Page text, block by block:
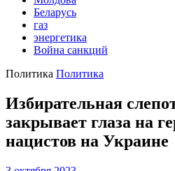
Беларусь
газ
энергетика
Война санкций
Политика Политика
Избирательная
закрывает глаза на
нацистов на Украине